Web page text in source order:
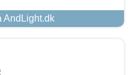
AndLight.dk